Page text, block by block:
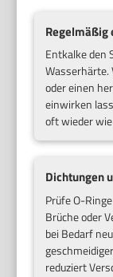
Entkalke den
Wasserhärte.
oder einen
einwirken
oft wieder
Dichtungen
Prüfe O-
Brüche oder
bei Bedarf
reduziert